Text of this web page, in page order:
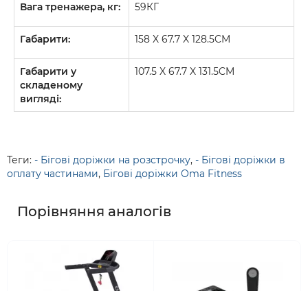
Вага тренажера, кг: 59КГ
Габарити: 158 X 67.7 X 128.5CM
Габарити у
складеному
вигляді:
107.5 X 67.7 X 131.5CM
Теги: - Бігові доріжки на розстрочку, - Бігові доріжки в
оплату частинами, Бігові доріжки Oma Fitness
Порівняння аналогів